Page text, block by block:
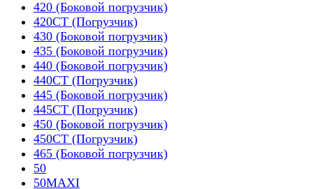
420 (Боковой погрузчик)
420CT (Погрузчик)
430 (Боковой погрузчик)
435 (Боковой погрузчик)
440 (Боковой погрузчик)
440CT (Погрузчик)
445 (Боковой погрузчик)
445CT (Погрузчик)
450 (Боковой погрузчик)
450CT (Погрузчик)
465 (Боковой погрузчик)
50
50MAXI